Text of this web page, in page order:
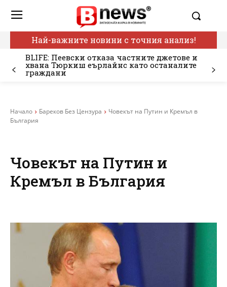
Най-важните новини с точния анализ!
BLIFE: Пеевски отказа частните джетове и
хвана Тюркиш еърлайнс като останалите
граждани
Начало Бареков Без Цензура
Човекът на Путин и Кремъл в
България
Човекът на Путин и
Кремъл в България